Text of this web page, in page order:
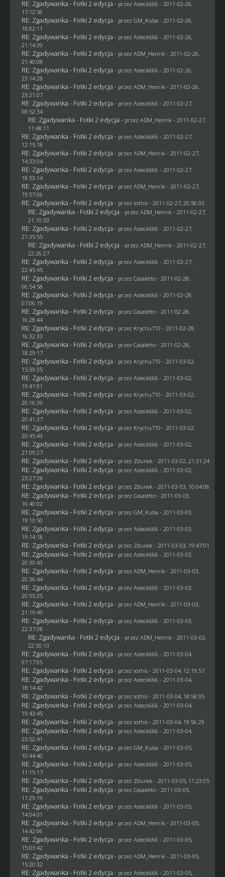
RE: Zgadywanka - Fotki 2 edycja - przez Asteck666 - 2011-02-26,
17:12:56
RE: Zgadywanka - Fotki 2 edycja - przez GM_Kuba - 2011-02-26,
18:02:11
RE: Zgadywanka - Fotki 2 edycja - przez Asteck666 - 2011-02-26,
21:14:39
RE: Zgadywanka - Fotki 2 edycja - przez ADM_Henrik - 2011-02-26,
21:40:08
RE: Zgadywanka - Fotki 2 edycja - przez Asteck666 - 2011-02-26,
23:14:28
RE: Zgadywanka - Fotki 2 edycja - przez ADM_Henrik - 2011-02-26,
23:21:07
RE: Zgadywanka - Fotki 2 edycja - przez Asteck666 - 2011-02-27,
08:52:34
RE: Zgadywanka - Fotki 2 edycja - przez ADM_Henrik - 2011-02-27,
11:48:11
RE: Zgadywanka - Fotki 2 edycja - przez Asteck666 - 2011-02-27,
12:15:18
RE: Zgadywanka - Fotki 2 edycja - przez ADM_Henrik - 2011-02-27,
14:33:04
RE: Zgadywanka - Fotki 2 edycja - przez Asteck666 - 2011-02-27,
18:53:14
RE: Zgadywanka - Fotki 2 edycja - przez ADM_Henrik - 2011-02-27,
19:57:06
RE: Zgadywanka - Fotki 2 edycja - przez sothis- 2011-02-27, 20:56:03
RE: Zgadywanka - Fotki 2 edycja - przez ADM_Henrik - 2011-02-27,
21:10:53
RE: Zgadywanka - Fotki 2 edycja - przez Asteck666 - 2011-02-27,
21:35:55
RE: Zgadywanka - Fotki 2 edycja - przez ADM_Henrik - 2011-02-27,
22:26:27
RE: Zgadywanka - Fotki 2 edycja - przez Asteck666 - 2011-02-27,
22:45:45
RE: Zgadywanka - Fotki 2 edycja - przez Casaletto- 2011-02-28,
06:54:58
RE: Zgadywanka - Fotki 2 edycja - przez Asteck666 - 2011-02-28,
07:06:19
RE: Zgadywanka - Fotki 2 edycja - przez Casaletto- 2011-02-28,
16:28:44
RE: Zgadywanka - Fotki 2 edycja - przez Krychu710 - 2011-02-28,
16:32:33
RE: Zgadywanka - Fotki 2 edycja - przez Casaletto- 2011-02-28,
18:29:17
RE: Zgadywanka - Fotki 2 edycja - przez Krychu710 - 2011-03-02,
15:39:35
RE: Zgadywanka - Fotki 2 edycja - przez Asteck666 - 2011-03-02,
19:41:01
RE: Zgadywanka - Fotki 2 edycja - przez Krychu710 - 2011-03-02,
20:16:39
RE: Zgadywanka - Fotki 2 edycja - przez Asteck666 - 2011-03-02,
20:41:37
RE: Zgadywanka - Fotki 2 edycja - przez Krychu710 - 2011-03-02,
20:45:43
RE: Zgadywanka - Fotki 2 edycja - przez Asteck666 - 2011-03-02,
21:09:27
RE: Zgadywanka - Fotki 2 edycja - przez Zdunek - 2011-03-02, 21:31:24
RE: Zgadywanka - Fotki 2 edycja - przez Asteck666 - 2011-03-02,
23:27:28
RE: Zgadywanka - Fotki 2 edycja - przez Zdunek - 2011-03-03, 10:04:06
RE: Zgadywanka - Fotki 2 edycja - przez Casaletto- 2011-03-03,
16:40:02
RE: Zgadywanka - Fotki 2 edycja - przez GM_Kuba - 2011-03-03,
19:10:50
RE: Zgadywanka - Fotki 2 edycja - przez Asteck666 - 2011-03-03,
19:14:18
RE: Zgadywanka - Fotki 2 edycja - przez Zdunek - 2011-03-03, 19:47:01
RE: Zgadywanka - Fotki 2 edycja - przez Asteck666 - 2011-03-03,
20:30:43
RE: Zgadywanka - Fotki 2 edycja - przez ADM_Henrik - 2011-03-03,
20:36:44
RE: Zgadywanka - Fotki 2 edycja - przez Asteck666 - 2011-03-03,
20:55:35
RE: Zgadywanka - Fotki 2 edycja - przez ADM_Henrik - 2011-03-03,
21:19:49
RE: Zgadywanka - Fotki 2 edycja - przez Asteck666 - 2011-03-03,
22:37:08
RE: Zgadywanka - Fotki 2 edycja - przez ADM_Henrik - 2011-03-03,
22:50:13
RE: Zgadywanka - Fotki 2 edycja - przez Asteck666 - 2011-03-04,
07:17:05
RE: Zgadywanka - Fotki 2 edycja - przez sothis- 2011-03-04, 12:19:57
RE: Zgadywanka - Fotki 2 edycja - przez Asteck666 - 2011-03-04,
18:14:42
RE: Zgadywanka - Fotki 2 edycja - przez sothis- 2011-03-04, 18:58:05
RE: Zgadywanka - Fotki 2 edycja - przez Asteck666 - 2011-03-04,
19:43:45
RE: Zgadywanka - Fotki 2 edycja - przez sothis- 2011-03-04, 19:56:29
RE: Zgadywanka - Fotki 2 edycja - przez Asteck666 - 2011-03-04,
23:52:41
RE: Zgadywanka - Fotki 2 edycja - przez GM_Kuba - 2011-03-05,
10:44:40
RE: Zgadywanka - Fotki 2 edycja - przez Asteck666 - 2011-03-05,
11:15:17
RE: Zgadywanka - Fotki 2 edycja - przez Zdunek - 2011-03-05, 11:23:05
RE: Zgadywanka - Fotki 2 edycja - przez Casaletto- 2011-03-05,
11:29:19
RE: Zgadywanka - Fotki 2 edycja - przez Asteck666 - 2011-03-05,
14:04:01
RE: Zgadywanka - Fotki 2 edycja - przez ADM_Henrik - 2011-03-05,
14:42:06
RE: Zgadywanka - Fotki 2 edycja - przez Asteck666 - 2011-03-05,
15:03:42
RE: Zgadywanka - Fotki 2 edycja - przez ADM_Henrik - 2011-03-05,
15:20:32
RE: Zgadywanka - Fotki 2 edycja - przez Asteck666 - 2011-03-05,